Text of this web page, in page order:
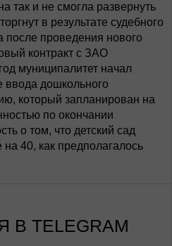
так и не смогла развернуть
в результате судебного
проведения нового
контракт с ЗАО
муниципалитет начал
ввода дошкольного
который запланирован на
по окончании
о том, что детский сад
на 40, как предполагалось
TELEGRAM